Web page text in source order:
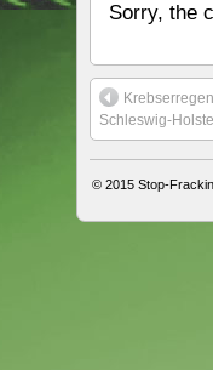
Sorry, the
Schleswig-
© 2015 Stop-